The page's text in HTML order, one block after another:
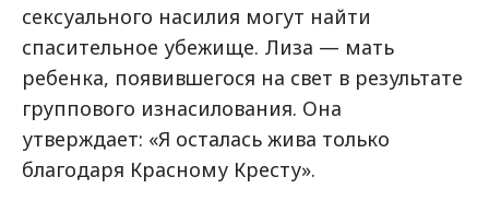
сексуального насилия могут найти
спасительное убежище. Лиза — мать
ребенка, появившегося на свет в результате
группового изнасилования. Она
утверждает: «Я осталась жива только
благодаря Красному Кресту».